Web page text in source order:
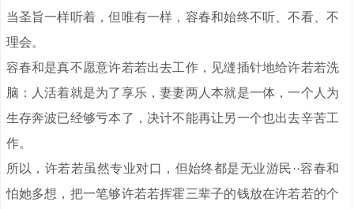
当圣旨一样听着，但唯有一样，容春和始终不听、不看、不
理会。
容春和是真不愿意许若若出去工作，见缝插针地给许若若洗
脑：人活着就是为了享乐，妻妻两人本就是一体，一个人为
生存奔波已经够亏本了，决计不能再让另一个也出去辛苦工
作。
所以，许若若虽然专业对口，但始终都是无业游民··容春和
怕她多想，把一笔够许若若挥霍三辈子的钱放在许若若的个